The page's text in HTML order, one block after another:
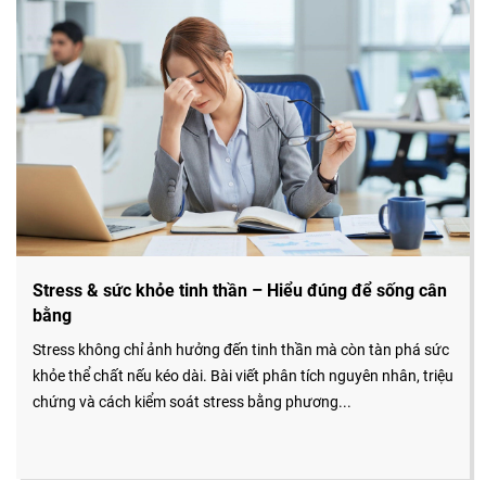
Stress & sức khỏe tinh thần – Hiểu đúng để sống cân
bằng
Stress không chỉ ảnh hưởng đến tinh thần mà còn tàn phá sức
khỏe thể chất nếu kéo dài. Bài viết phân tích nguyên nhân, triệu
chứng và cách kiểm soát stress bằng phương...